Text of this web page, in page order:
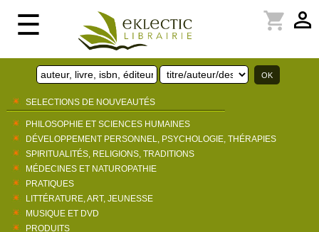
☰ perm_identity
shopping_cart
SELECTIONS DE NOUVEAUTÉS
PHILOSOPHIE ET SCIENCES HUMAINES
DÉVELOPPEMENT PERSONNEL, PSYCHOLOGIE, THÉRAPIES
SPIRITUALITÉS, RELIGIONS, TRADITIONS
MÉDECINES ET NATUROPATHIE
PRATIQUES
LITTÉRATURE, ART, JEUNESSE
MUSIQUE ET DVD
PRODUITS